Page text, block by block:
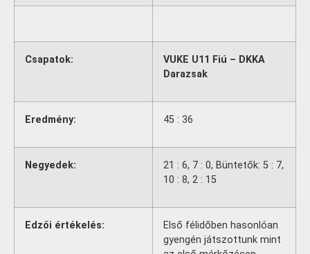
Csapatok:
VUKE U11 Fiú – DKKA
Darazsak
Eredmény: 45 : 36
Negyedek:
21 : 6, 7 : 0, Büntetők: 5 : 7,
10 : 8, 2 : 15
Edzői értékelés:
Első félidőben hasonlóan
gyengén játszottunk mint